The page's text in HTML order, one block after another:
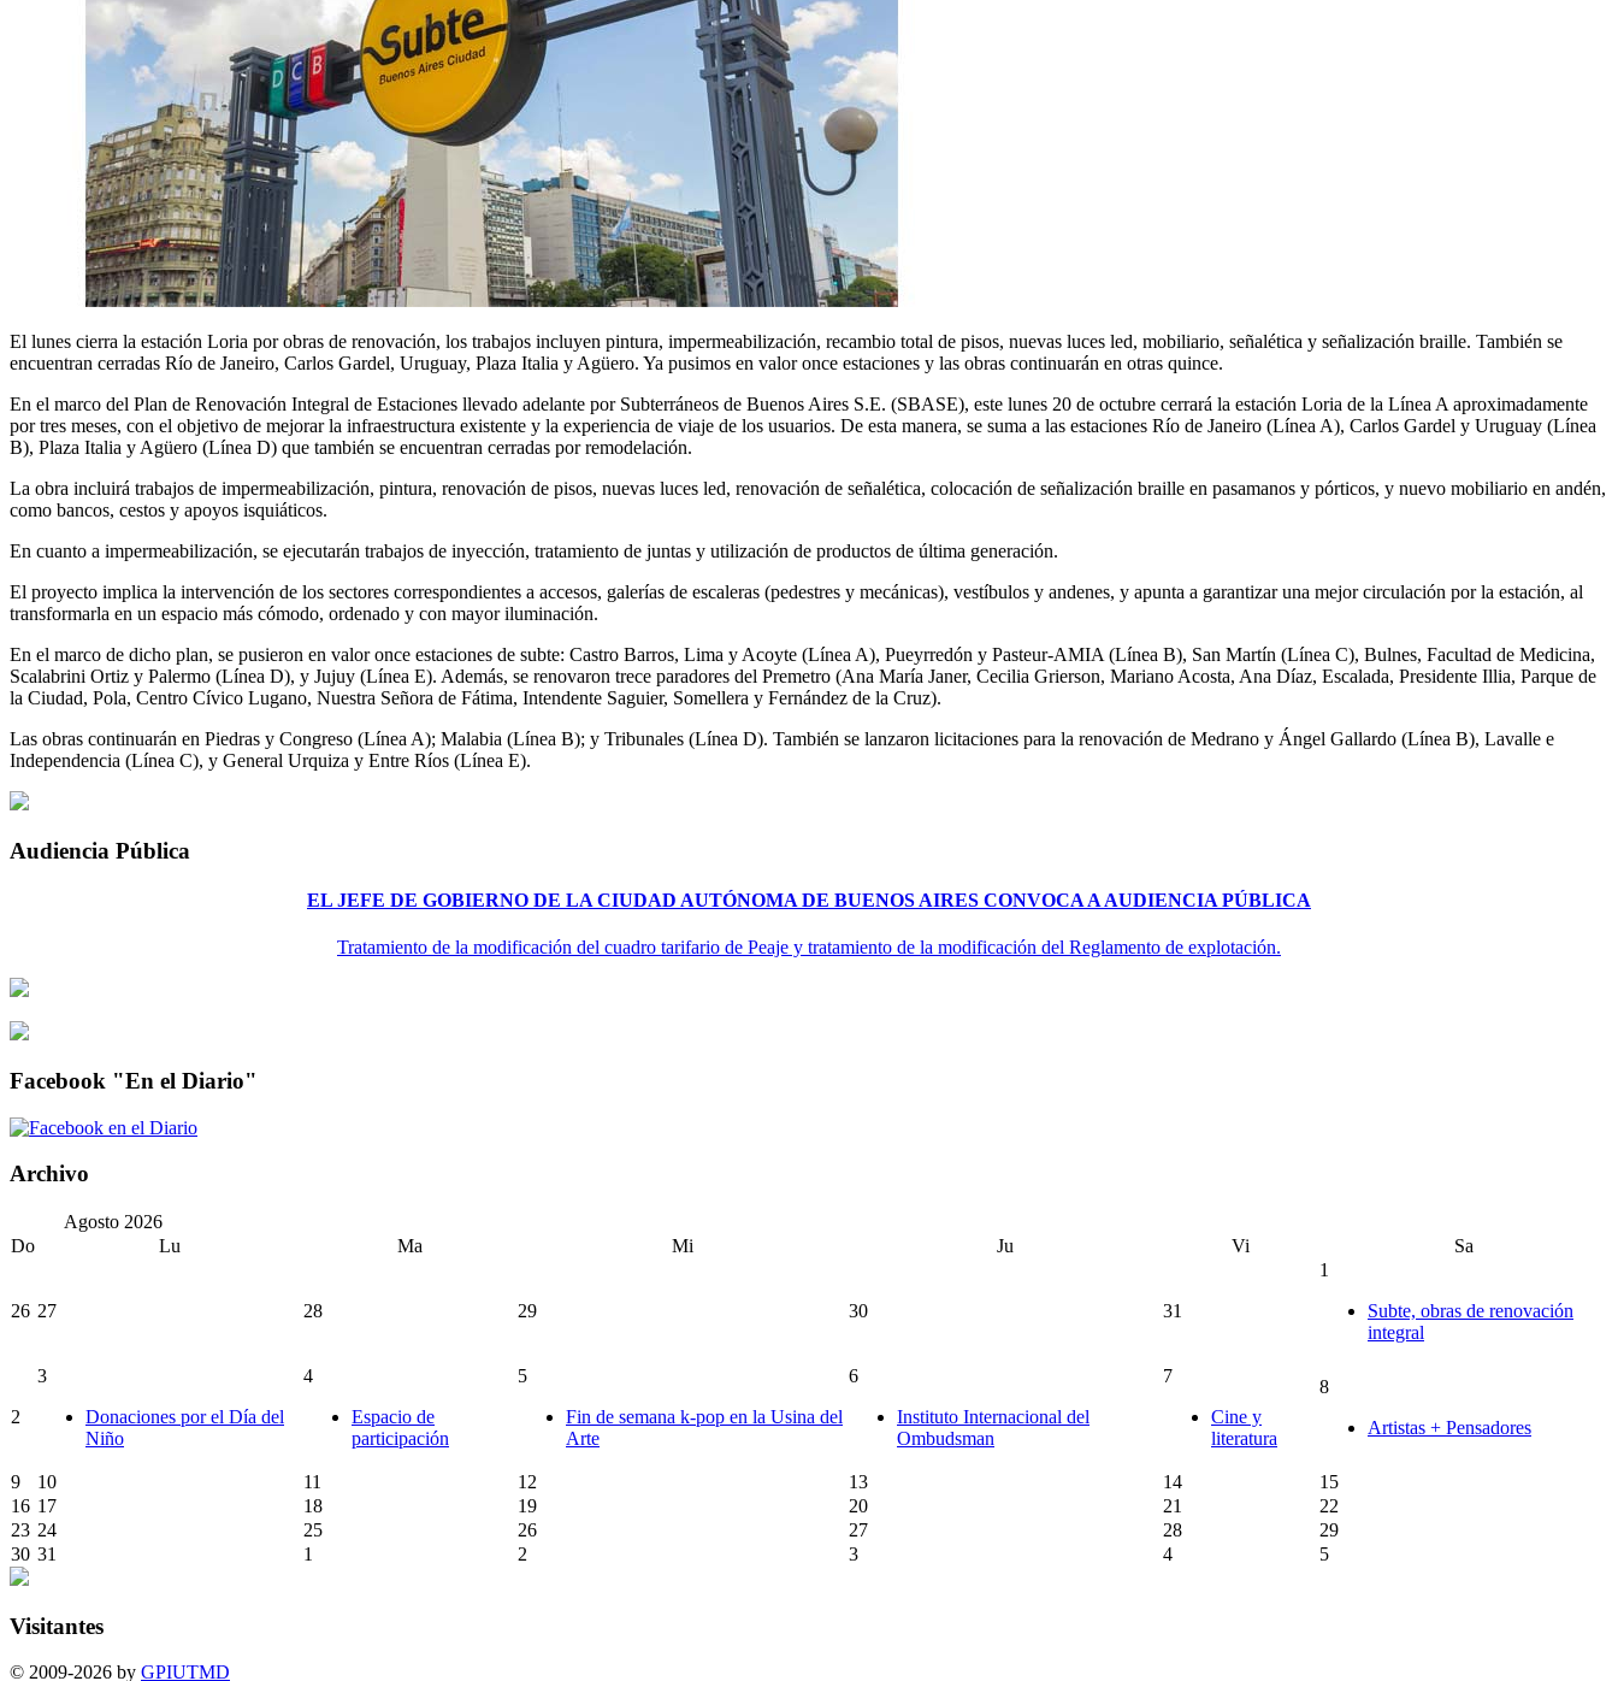
El lunes cierra la estación Loria por obras de renovación, los trabajos incluyen pintura, impermeabilización, recambio total de pisos, nuevas luces led, mobiliario, señalética y señalización braille. También se
encuentran cerradas Río de Janeiro, Carlos Gardel, Uruguay, Plaza Italia y Agüero. Ya pusimos en valor once estaciones y las obras continuarán en otras quince.
En el marco del Plan de Renovación Integral de Estaciones llevado adelante por Subterráneos de Buenos Aires S.E. (SBASE), este lunes 20 de octubre cerrará la estación Loria de la Línea A aproximadamente
por tres meses, con el objetivo de mejorar la infraestructura existente y la experiencia de viaje de los usuarios. De esta manera, se suma a las estaciones Río de Janeiro (Línea A), Carlos Gardel y Uruguay (Línea
B), Plaza Italia y Agüero (Línea D) que también se encuentran cerradas por remodelación.
La obra incluirá trabajos de impermeabilización, pintura, renovación de pisos, nuevas luces led, renovación de señalética, colocación de señalización braille en pasamanos y pórticos, y nuevo mobiliario en andén,
como bancos, cestos y apoyos isquiáticos.
En cuanto a impermeabilización, se ejecutarán trabajos de inyección, tratamiento de juntas y utilización de productos de última generación.
El proyecto implica la intervención de los sectores correspondientes a accesos, galerías de escaleras (pedestres y mecánicas), vestíbulos y andenes, y apunta a garantizar una mejor circulación por la estación, al
transformarla en un espacio más cómodo, ordenado y con mayor iluminación.
En el marco de dicho plan, se pusieron en valor once estaciones de subte: Castro Barros, Lima y Acoyte (Línea A), Pueyrredón y Pasteur-AMIA (Línea B), San Martín (Línea C), Bulnes, Facultad de Medicina,
Scalabrini Ortiz y Palermo (Línea D), y Jujuy (Línea E). Además, se renovaron trece paradores del Premetro (Ana María Janer, Cecilia Grierson, Mariano Acosta, Ana Díaz, Escalada, Presidente Illia, Parque de
la Ciudad, Pola, Centro Cívico Lugano, Nuestra Señora de Fátima, Intendente Saguier, Somellera y Fernández de la Cruz).
Las obras continuarán en Piedras y Congreso (Línea A); Malabia (Línea B); y Tribunales (Línea D). También se lanzaron licitaciones para la renovación de Medrano y Ángel Gallardo (Línea B), Lavalle e
Independencia (Línea C), y General Urquiza y Entre Ríos (Línea E).
Audiencia Pública
EL JEFE DE GOBIERNO DE LA CIUDAD AUTÓNOMA DE BUENOS AIRES CONVOCA A AUDIENCIA PÚBLICA
Tratamiento de la modificación del cuadro tarifario de Peaje y tratamiento de la modificación del Reglamento de explotación.
Facebook "En el Diario"
Archivo
Agosto 2026
Do
Lu Ma Mi Ju Vi Sa
26 27 28 29 30 31
1
Subte, obras de renovación
integral
2
3
Donaciones por el Día del
Niño
4
Espacio de
participación
5
Fin de semana k-pop en la Usina del
Arte
6
Instituto Internacional del
Ombudsman
7
Cine y
literatura
8
Artistas + Pensadores
9 10 11 12 13 14
15
16 17 18 19 20 21
22
23 24 25 26 27 28
29
30 31 1 2 3 4 5
Visitantes
© 2009-2026 by GPIUTMD